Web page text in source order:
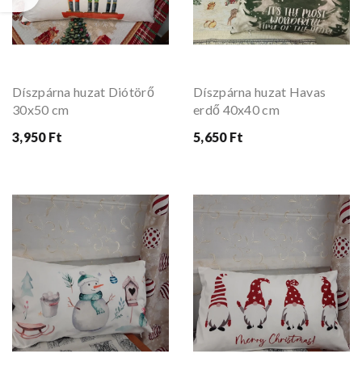
Díszpárna huzat Diótörő
30x50 cm
3,950 Ft
Díszpárna huzat Havas
erdő 40x40 cm
5,650 Ft